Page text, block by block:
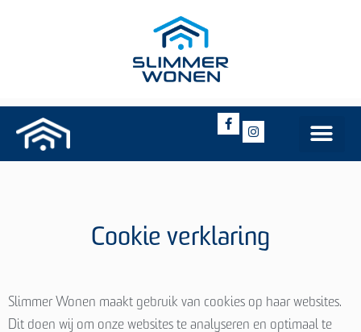
Cookie verklaring
Slimmer Wonen maakt gebruik van cookies op haar websites.
Dit doen wij om onze websites te analyseren en optimaal te